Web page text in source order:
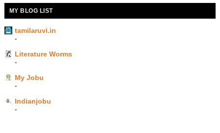
MY BLOG LIST
tamilaruvi.in
-
Literature Worms
-
My Jobu
-
Indianjobu
-